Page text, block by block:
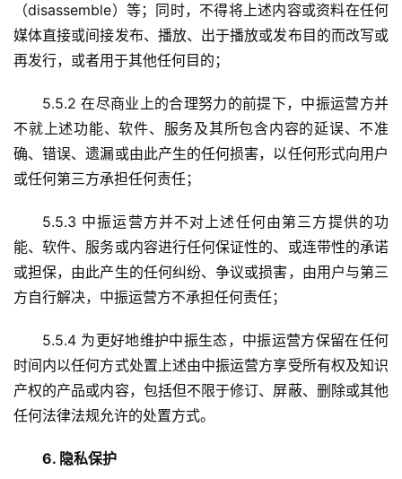
（disassemble）等；同时，不得将上述内容或资料在任何
媒体直接或间接发布、播放、出于播放或发布目的而改写或
再发行，或者用于其他任何目的；
5.5.2 在尽商业上的合理努力的前提下，中振运营方并
不就上述功能、软件、服务及其所包含内容的延误、不准
确、错误、遗漏或由此产生的任何损害，以任何形式向用户
或任何第三方承担任何责任；
5.5.3 中振运营方并不对上述任何由第三方提供的功
能、软件、服务或内容进行任何保证性的、或连带性的承诺
或担保，由此产生的任何纠纷、争议或损害，由用户与第三
方自行解决，中振运营方不承担任何责任；
5.5.4 为更好地维护中振生态，中振运营方保留在任何
时间内以任何方式处置上述由中振运营方享受所有权及知识
产权的产品或内容，包括但不限于修订、屏蔽、删除或其他
任何法律法规允许的处置方式。
6. 隐私保护